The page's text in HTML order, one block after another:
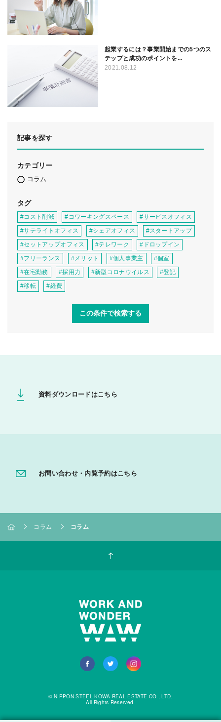
起業するには？事業開始までの5つのス
テップと成功のポイントを...
2021.08.12
記事を探す
カテゴリー
コラム
タグ
#コスト削減 #コワーキングスペース
#サービスオフィス
#サテライトオフィス
#シェアオフィス
#スタートアップ
#セットアップオフィス
#テレワーク
#ドロップイン
#フリーランス
#メリット #個人事業主
#個室
#在宅勤務
#採用力 #新型コロナウイルス
#登記
#移転
#経費
資料ダウンロードはこちら
お問い合わせ・内覧予約はこちら
コラム コラム
© NIPPON STEEL KOWA REAL ESTATE CO., LTD.
All Rights Reserved.